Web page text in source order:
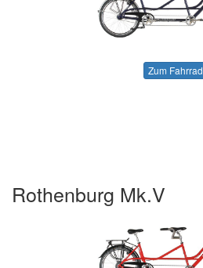
Zum Fahrrad
Rothenburg Mk.V